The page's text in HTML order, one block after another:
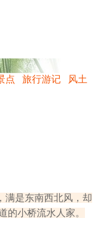
点 旅行游记
风土
满是东南西北风，却
的小桥流水人家。